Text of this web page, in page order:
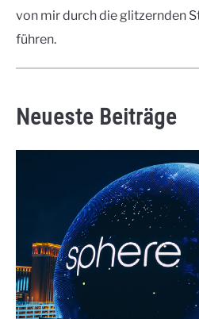
von mir durch die glitzernden
führen.
Neueste Beiträge